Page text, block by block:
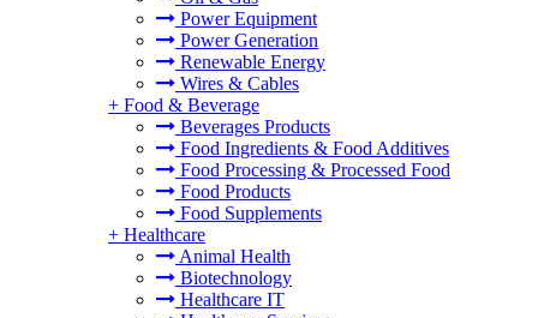
Power Equipment
Power Generation
Renewable Energy
Wires & Cables
+ Food & Beverage
Beverages Products
Food Ingredients & Food Additives
Food Processing & Processed Food
Food Products
Food Supplements
+ Healthcare
Animal Health
Biotechnology
Healthcare IT